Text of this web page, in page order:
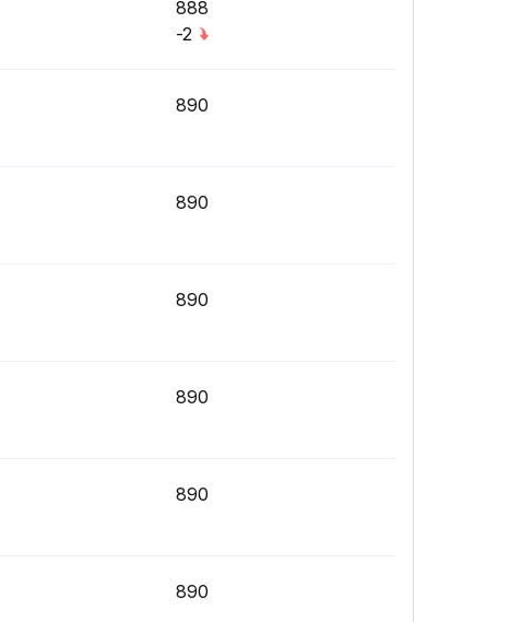
888
-2
890
890
890
890
890
890